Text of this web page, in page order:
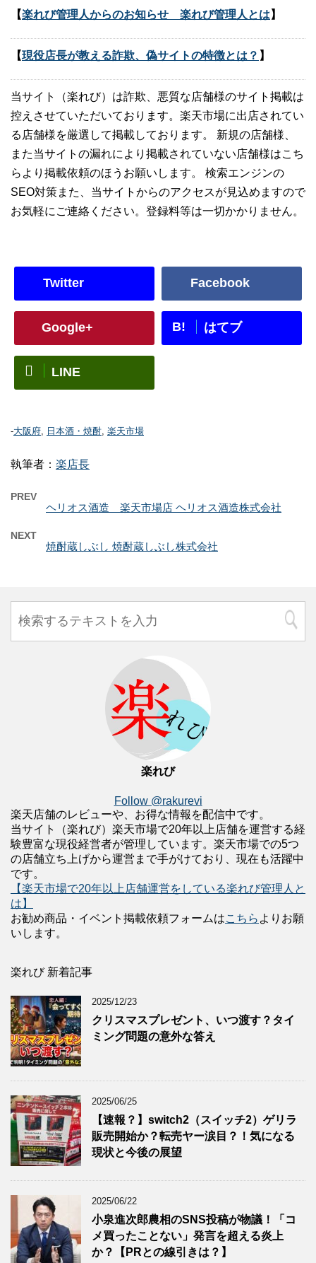
【楽れび管理人からのお知らせ 楽れび管理人とは 】
【現役店長が教える詐欺、偽サイトの特徴とは？ 】
当サイト（楽れび）は詐欺、悪質な店舗様のサイト掲載は
控えさせていただいております。楽天市場に出店されてい
る店舗様を厳選して掲載しております。 新規の店舗様、
また当サイトの漏れにより掲載されていない店舗様はこち
らより掲載依頼のほうお願いします。 検索エンジンの
SEO対策また、当サイトからのアクセスが見込めますので
お気軽にご連絡ください。登録料等は一切かかりません。
Twitter Facebook
Google+ B! はてブ
LINE
-大阪府, 日本酒・焼酎, 楽天市場
執筆者： 楽店長
PREV
ヘリオス酒造 楽天市場店 ヘリオス酒造株式会社
NEXT
焼酎蔵しぶし 焼酎蔵しぶし株式会社
楽れび
Follow @rakurevi
楽天店舗のレビューや、お得な情報を配信中です。
当サイト（楽れび）楽天市場で20年以上店舗を運営する経
験豊富な現役経営者が管理しています。楽天市場での5つ
の店舗立ち上げから運営まで手がけており、現在も活躍中
です。
【楽天市場で20年以上店舗運営をしている楽れび管理人と
は】
お勧め商品・イベント掲載依頼フォームはこちら よりお願
いします。
楽れび 新着記事
2025/12/23
クリスマスプレゼント、いつ渡す？タイ
ミング問題の意外な答え
2025/06/25
【速報？】switch2（スイッチ2）ゲリラ
販売開始か？転売ヤー涙目？！気になる
現状と今後の展望
2025/06/22
小泉進次郎農相のSNS投稿が物議！「コ
メ買ったことない」発言を超える炎上
か？【PRとの線引きは？】